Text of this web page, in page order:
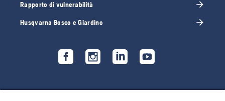
Rapporto di vulnerabilità
Husqvarna Bosco e Giardino